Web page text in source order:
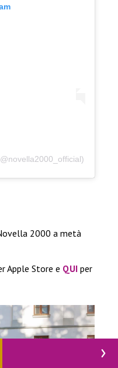
2000 a metà
Apple Store e QUI per